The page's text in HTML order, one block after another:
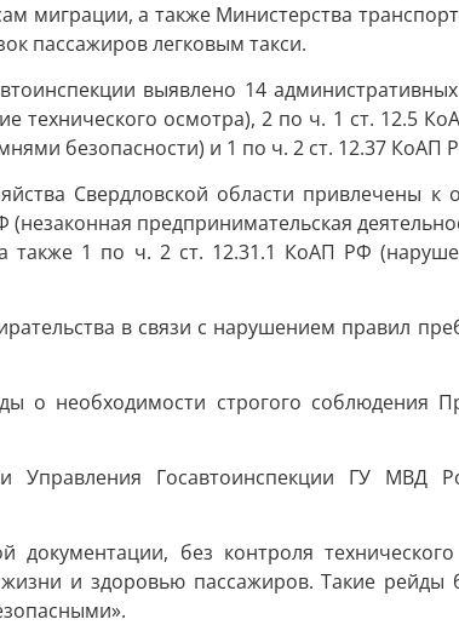
миграции, а также Министерства
пассажиров легковым такси.
выявлено 14
технического осмотра), 2 по ч. 1 ст. 12.5
безопасности) и 1 по ч. 2 ст. 12.37 КоАП
Свердловской области привлечены к
предпринимательская
1 по ч. 2 ст. 12.31.1 КоАП РФ
в связи с нарушением правил
о необходимости строгого соблюдения
Управления Госавтоинспекции ГУ МВД
документации, без контроля
и здоровью пассажиров. Такие